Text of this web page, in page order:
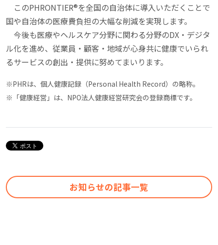
このPHRONTIER®を全国の自治体に導入いただくことで
国や自治体の医療費負担の大幅な削減を実現します。
今後も医療やヘルスケア分野に関わる分野のDX・デジタ
ル化を進め、従業員・顧客・地域が心身共に健康でいられ
るサービスの創出・提供に努めてまいります。
※PHRは、個人健康記録（Personal Health Record）の略称。
※「健康経営」は、NPO法人健康経営研究会の登録商標です。
お知らせの記事一覧